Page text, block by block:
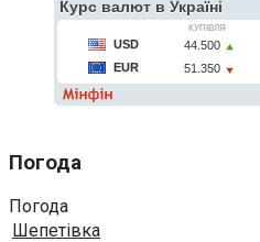
Погода
Погода
Шепетівка